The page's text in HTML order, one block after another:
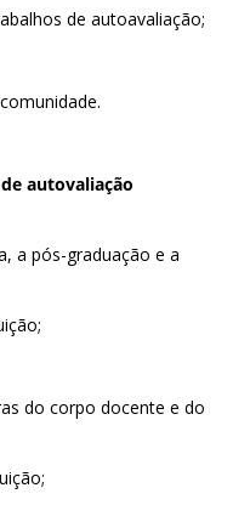
de autoavaliação;
autovaliação
a pós-graduação e a
do corpo docente e do